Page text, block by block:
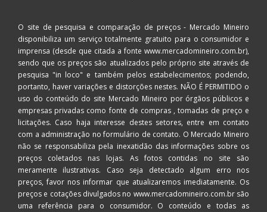
O site de pesquisa e comparação de preços - Mercado Mineiro
disponibiliza um serviço totalmente gratuito para o consumidor e
imprensa (desde que citada a fonte www.mercadomineiro.com.br),
sendo que os preços são atualizados pelo próprio site através de
pesquisa "in loco" e também pelos estabelecimentos; podendo,
portanto, haver variações e distorções nestes. NÃO É PERMITIDO o
uso do conteúdo do site Mercado Mineiro por órgãos públicos e
empresas privadas como fonte de compras , tomadas de preço e
licitações. Caso haja interesse destes setores, entre em contato
com a administração no formulário de contato. O Mercado Mineiro
não se responsabiliza pela inexatidão das informações sobre os
preços coletados nas lojas. As fotos contidas no site são
meramente ilustrativas. Caso seja detectado algum erro nos
preços, favor nos informar que atualizaremos imediatamente. Os
preços e cotações divulgados no www.mercadomineiro.com.br são
uma referência para o consumidor. O conteúdo e todas as